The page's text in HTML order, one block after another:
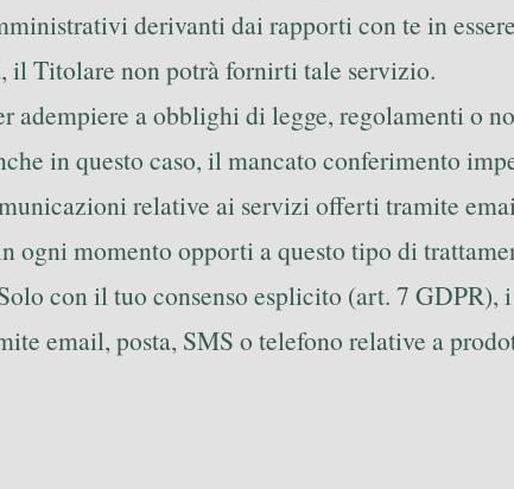
derivanti dai rapporti con te in
il Titolare non potrà fornirti tale servizio.
adempiere a obblighi di legge, regolamenti o
in questo caso, il mancato conferimento
relative ai servizi offerti tramite
momento opporti a questo tipo di
con il tuo consenso esplicito (art. 7
email, posta, SMS o telefono relative a